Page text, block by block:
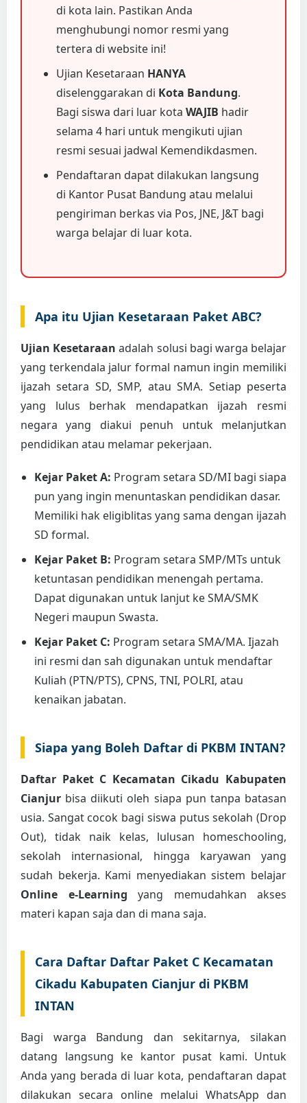
di kota lain. Pastikan Anda
menghubungi nomor resmi yang
tertera di website ini!
Ujian Kesetaraan HANYA
diselenggarakan di Kota Bandung.
Bagi siswa dari luar kota WAJIB hadir
selama 4 hari untuk mengikuti ujian
resmi sesuai jadwal Kemendikdasmen.
Pendaftaran dapat dilakukan langsung
di Kantor Pusat Bandung atau melalui
pengiriman berkas via Pos, JNE, J&T bagi
warga belajar di luar kota.
Apa itu Ujian Kesetaraan Paket ABC?
Ujian Kesetaraan adalah solusi bagi warga belajar
yang terkendala jalur formal namun ingin memiliki
ijazah setara SD, SMP, atau SMA. Setiap peserta
yang lulus berhak mendapatkan ijazah resmi
negara yang diakui penuh untuk melanjutkan
pendidikan atau melamar pekerjaan.
Kejar Paket A: Program setara SD/MI bagi siapa
pun yang ingin menuntaskan pendidikan dasar.
Memiliki hak eligiblitas yang sama dengan ijazah
SD formal.
Kejar Paket B: Program setara SMP/MTs untuk
ketuntasan pendidikan menengah pertama.
Dapat digunakan untuk lanjut ke SMA/SMK
Negeri maupun Swasta.
Kejar Paket C: Program setara SMA/MA. Ijazah
ini resmi dan sah digunakan untuk mendaftar
Kuliah (PTN/PTS), CPNS, TNI, POLRI, atau
kenaikan jabatan.
Siapa yang Boleh Daftar di PKBM INTAN?
Daftar Paket C Kecamatan Cikadu Kabupaten
Cianjur bisa diikuti oleh siapa pun tanpa batasan
usia. Sangat cocok bagi siswa putus sekolah (Drop
Out), tidak naik kelas, lulusan homeschooling,
sekolah internasional, hingga karyawan yang
sudah bekerja. Kami menyediakan sistem belajar
Online e-Learning yang memudahkan akses
materi kapan saja dan di mana saja.
Cara Daftar Daftar Paket C Kecamatan
Cikadu Kabupaten Cianjur di PKBM
INTAN
Bagi warga Bandung dan sekitarnya, silakan
datang langsung ke kantor pusat kami. Untuk
Anda yang berada di luar kota, pendaftaran dapat
dilakukan secara online melalui WhatsApp dan